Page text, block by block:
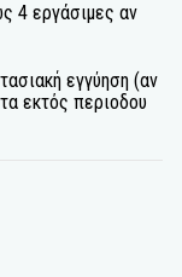
4 εργάσιμες αν
εγγύηση (αν
εκτός περιοδου